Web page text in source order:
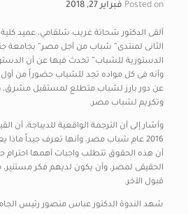
Posted on فبراير 27, 2018
ألقى الدكتور شحاتة غريب شلقامي، عميد
الثانى لمنتدى” شباب من أجل مصر” بجامعة
الدستورية للشباب” تحدث فيها عن أن
وأنه فى كل مواده تجد للشباب حضوراً من أول
عن دور بارز لشباب متطلع لمستقبل مشرق،
وتكريم لشباب مصر.
وأشار إلى أن الترجمة الواقعية للديباجة، أن
2016 عام شباب مصر، وأنها تعرف جيداً
أن هذه الحقوق تتطلب واجبات أهمها احترام
الحقيقى لمصر، وأن يكون لديهم فكر مستنير،
قبول الآخر.
شهد الندوة الدكتور عباس منصور رئيس